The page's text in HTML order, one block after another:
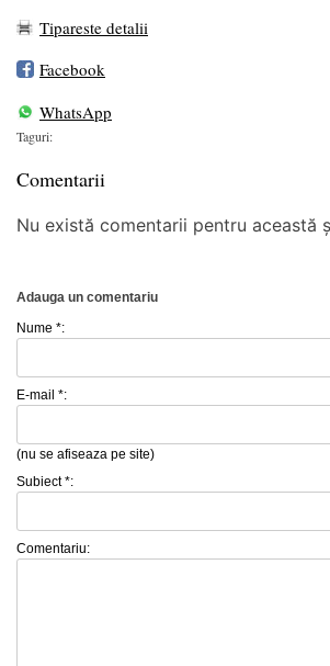
Tipareste detalii
Facebook
WhatsApp
Taguri:
Comentarii
Nu există comentarii pentru această
Adauga un comentariu
Nume *:
E-mail *:
(nu se afiseaza pe site)
Subiect *:
Comentariu: